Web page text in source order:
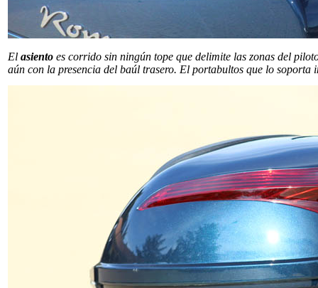
El asiento es corrido sin ningún tope que delimite las zonas del
aún con la presencia del baúl trasero. El portabultos que lo soporta